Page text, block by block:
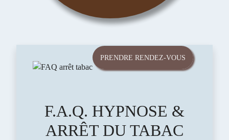
PRENDRE RENDEZ-VOUS
F.A.Q. HYPNOSE &
ARRÊT DU TABAC